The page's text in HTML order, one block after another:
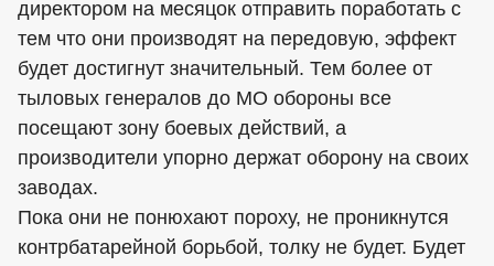
директором на месяцок отправить поработать с
тем что они производят на передовую, эффект
будет достигнут значительный. Тем более от
тыловых генералов до МО обороны все
посещают зону боевых действий, а
производители упорно держат оборону на своих
заводах.
Пока они не понюхают пороху, не проникнутся
контрбатарейной борьбой, толку не будет. Будет